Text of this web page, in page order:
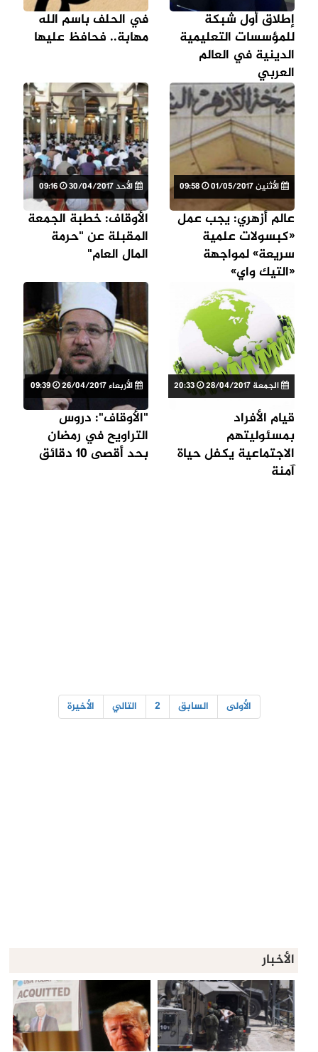
إطلاق أول شبكة
للمؤسسات التعليمية
الدينية في العالم
العربي
في الحلف باسم الله
مهابة.. فحافظ عليها
الأثنين 01/05/2017
عالم أزهري: يجب عمل
«كبسولات علمية
سريعة» لمواجهة
«التيك واي»
الأحد 30/04/2017
الأوقاف: خطبة الجمعة
المقبلة عن "حرمة
المال العام"
الجمعة 28/04/2017 20:33
قيام الأفراد
بمسئوليتهم
الاجتماعية يكفل حياة
آمنة
الأربعاء 26/04/2017
"الأوقاف": دروس
التراويح في رمضان
بحد أقصى 10 دقائق
الأولى السابق 2 التالي الأخيرة
الأخبار